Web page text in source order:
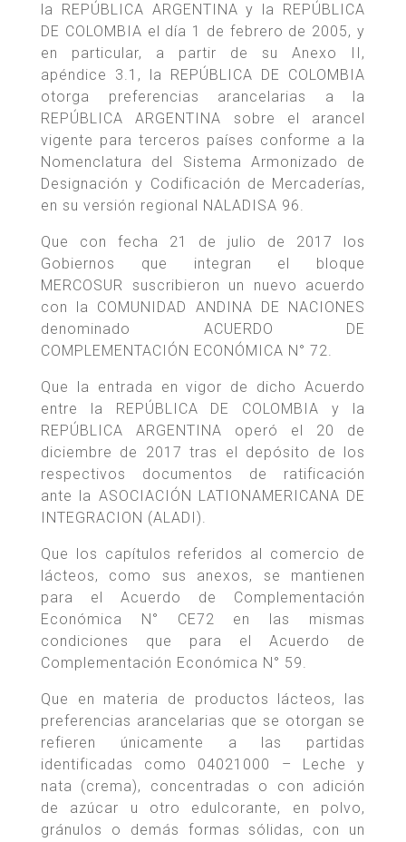
la REPÚBLICA ARGENTINA y la REPÚBLICA
DE COLOMBIA el día 1 de febrero de 2005, y
en particular, a partir de su Anexo II,
apéndice 3.1, la REPÚBLICA DE COLOMBIA
otorga preferencias arancelarias a la
REPÚBLICA ARGENTINA sobre el arancel
vigente para terceros países conforme a la
Nomenclatura del Sistema Armonizado de
Designación y Codificación de Mercaderías,
en su versión regional NALADISA 96.
Que con fecha 21 de julio de 2017 los
Gobiernos que integran el bloque
MERCOSUR suscribieron un nuevo acuerdo
con la COMUNIDAD ANDINA DE NACIONES
denominado ACUERDO DE
COMPLEMENTACIÓN ECONÓMICA N° 72.
Que la entrada en vigor de dicho Acuerdo
entre la REPÚBLICA DE COLOMBIA y la
REPÚBLICA ARGENTINA operó el 20 de
diciembre de 2017 tras el depósito de los
respectivos documentos de ratificación
ante la ASOCIACIÓN LATIONAMERICANA DE
INTEGRACION (ALADI).
Que los capítulos referidos al comercio de
lácteos, como sus anexos, se mantienen
para el Acuerdo de Complementación
Económica N° CE72 en las mismas
condiciones que para el Acuerdo de
Complementación Económica N° 59.
Que en materia de productos lácteos, las
preferencias arancelarias que se otorgan se
refieren únicamente a las partidas
identificadas como 04021000 – Leche y
nata (crema), concentradas o con adición
de azúcar u otro edulcorante, en polvo,
gránulos o demás formas sólidas, con un